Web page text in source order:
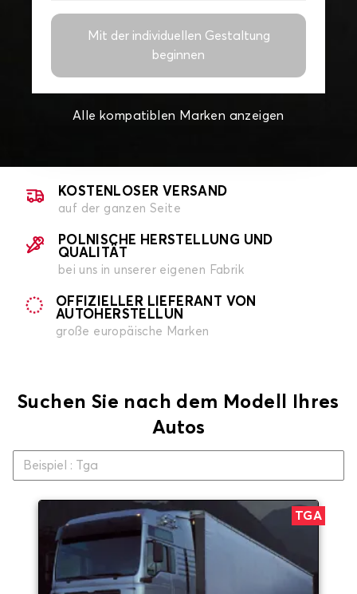
Mit der individuellen Gestaltung
beginnen
Alle kompatiblen Marken anzeigen
KOSTENLOSER VERSAND
auf der ganzen Seite
POLNISCHE HERSTELLUNG UND
QUALITÄT
bei uns in unserer eigenen Fabrik
OFFIZIELLER LIEFERANT VON
AUTOHERSTELLUN
große europäische Marken
Suchen Sie nach dem Modell Ihres
Autos
TGA